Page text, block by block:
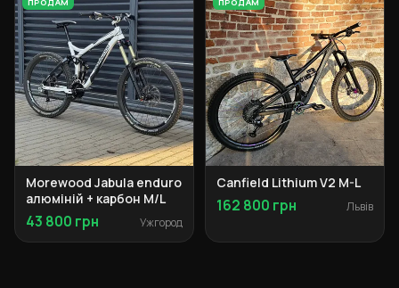
Morewood Jabula enduro
алюміній + карбон M/L
43 800 грн Ужгород
Canfield Lithium V2 M-L
162 800 грн Львів